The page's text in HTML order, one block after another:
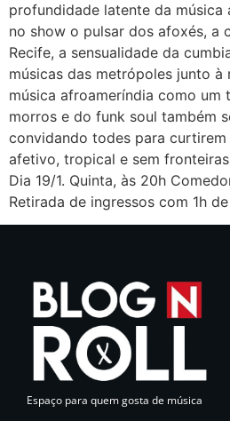
profundidade latente da música
no show o pulsar dos afoxés, a
Recife, a sensualidade da
músicas das metrópoles junto à
música afroameríndia como um
morros e do funk soul também
convidando todes para
afetivo, tropical e sem
Dia 19/1. Quinta, às 20h
Retirada de ingressos com 1h
Espaço para quem gosta de música